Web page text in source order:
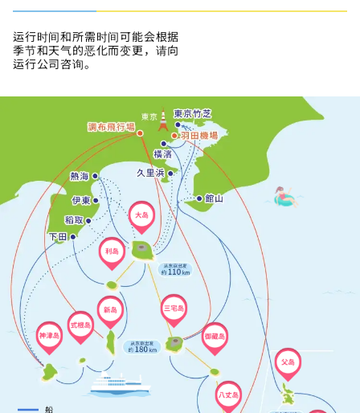
运行时间和所需时间可能会根据
季节和天气的恶化而变更，请向
运行公司咨询。
大岛
利岛
新岛
式根岛
神津岛
三宅岛
御藏岛
八丈岛
父岛
船